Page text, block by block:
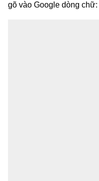
gõ vào Google dòng chữ: